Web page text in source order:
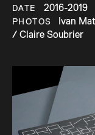
DATE 2016-2019
PHOTOS
Ivan
/ Claire Soubrier